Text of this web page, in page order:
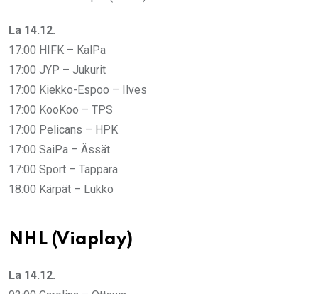
La 14.12.
17:00 HIFK – KalPa
17:00 JYP – Jukurit
17:00 Kiekko-Espoo – Ilves
17:00 KooKoo – TPS
17:00 Pelicans – HPK
17:00 SaiPa – Ässät
17:00 Sport – Tappara
18:00 Kärpät – Lukko
NHL (Viaplay)
La 14.12.